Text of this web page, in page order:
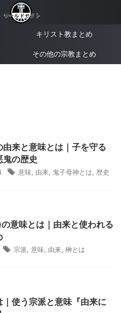
キリスト教まとめ
その他の宗教まとめ
由来と意味とは｜子を守る
鬼の歴史
意味 由来 鬼子母神とは 歴史
意味とは｜由来と使われる
宗派 意味 由来 榊とは
｜使う宗派と意味『由来に